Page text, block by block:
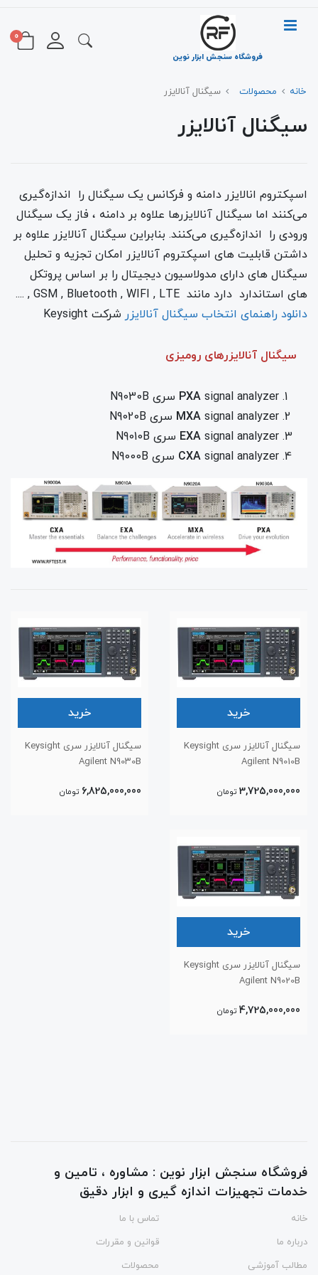
فروشگاه سنجش ابزار نوین
0
خانه محصولات سیگنال آنالایزر
سیگنال آنالایزر
اسپکتروم انالایزر دامنه و فرکانس یک سیگنال را اندازه‌گیری
می‌کنند اما سیگنال آنالایزرها علاوه بر دامنه ، فاز یک سیگنال
ورودی را اندازه‌گیری می‌کنند. بنابراین سیگنال آنالایزر علاوه بر
داشتن قابلیت های اسپکتروم آنالایزر امکان تجزیه و تحلیل
سیگنال های دارای مدولاسیون دیجیتال را بر اساس پروتکل
های استاندارد دارد مانند GSM , Bluetooth , WIFI , LTE , ....
دانلود راهنمای انتخاب سیگنال آنالایزر شرکت Keysight
سیگنال آنالایزرهای رومیزی
PXA signal analyzer سری N9030B
MXA signal analyzer سری N9020B
EXA signal analyzer سری N9010B
CXA signal analyzer سری N9000B
خرید
سیگنال آنالایزر سری Keysight
Agilent N9010B
3,725,000,000 تومان
خرید
سیگنال آنالایزر سری Keysight
Agilent N90۳0B
6,825,000,000 تومان
خرید
سیگنال آنالایزر سری Keysight
Agilent N9020B
4,725,000,000 تومان
فروشگاه سنجش ابزار نوین : مشاوره ، تامین و
خدمات تجهیزات اندازه گیری و ابزار دقیق
خانه
تماس با ما
درباره ما
قوانین و مقررات
مطالب آموزشی
محصولات